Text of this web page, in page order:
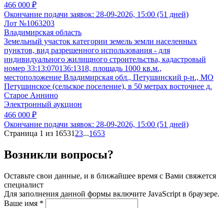
466 000 ₽
Окончание подачи заявок: 28-09-2026, 15:00 (51 дней)
Лот №1063203
Владимирская область
Земельный участок категории земель земли населенных
пунктов, вид разрешенного использования - для
индивидуального жилищного строительства, кадастровый
номер 33:13:070136:1318, площадь 1000 кв.м.,
местоположение Владимирская обл., Петушинский р-н., МО
Петушинское (сельское поселение), в 50 метрах восточнее д.
Старое Аннино
Электронный аукцион
466 000 ₽
Окончание подачи заявок: 28-09-2026, 15:00 (51 дней)
Страница 1 из 16531 23...1653
Возникли вопросы?
Оставьте свои данные, и в ближайшее время с Вами свяжется
специалист
Для заполнения данной формы включите JavaScript в браузере.
Ваше имя *